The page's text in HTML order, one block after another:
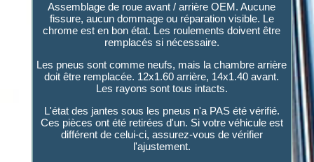
Assemblage de roue avant / arrière OEM. Aucune
fissure, aucun dommage ou réparation visible. Le
chrome est en bon état. Les roulements doivent être
remplacés si nécessaire.
Les pneus sont comme neufs, mais la chambre arrière
doit être remplacée. 12x1.60 arrière, 14x1.40 avant.
Les rayons sont tous intacts.
L'état des jantes sous les pneus n'a PAS été vérifié.
Ces pièces ont été retirées d'un. Si votre véhicule est
différent de celui-ci, assurez-vous de vérifier
l'ajustement.